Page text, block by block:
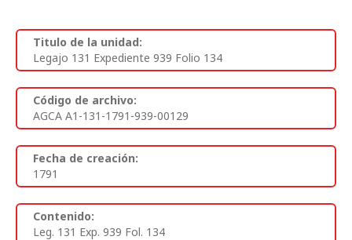
Titulo de la unidad:
Legajo 131 Expediente 939 Folio 134
Código de archivo:
AGCA A1-131-1791-939-00129
Fecha de creación:
1791
Contenido:
Leg. 131 Exp. 939 Fol. 134